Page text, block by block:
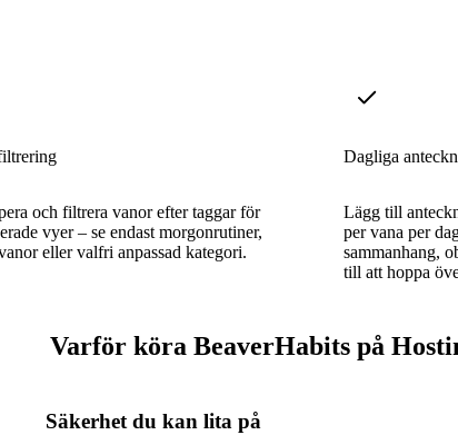
och filtrera vanor efter taggar för
vyer – se endast morgonrutiner,
eller valfri anpassad kategori.
Dagliga
Lägg till
per vana per
sammanhang,
till att hoppa
Varför köra BeaverHabits på
Säkerhet du kan lita på